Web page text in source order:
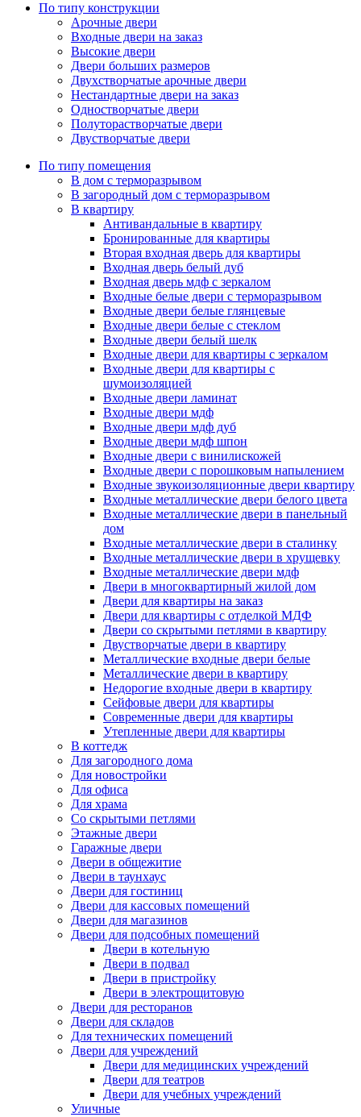
По типу конструкции
Арочные двери
Входные двери на заказ
Высокие двери
Двери больших размеров
Двухстворчатые арочные двери
Нестандартные двери на заказ
Одностворчатые двери
Полуторастворчатые двери
Двустворчатые двери
По типу помещения
В дом с терморазрывом
В загородный дом с терморазрывом
В квартиру
Антивандальные в квартиру
Бронированные для квартиры
Вторая входная дверь для квартиры
Входная дверь белый дуб
Входная дверь мдф с зеркалом
Входные белые двери с терморазрывом
Входные двери белые глянцевые
Входные двери белые с стеклом
Входные двери белый шелк
Входные двери для квартиры с зеркалом
Входные двери для квартиры с
шумоизоляцией
Входные двери ламинат
Входные двери мдф
Входные двери мдф дуб
Входные двери мдф шпон
Входные двери с винилискожей
Входные двери с порошковым напылением
Входные звукоизоляционные двери квартиру
Входные металлические двери белого цвета
Входные металлические двери в панельный
дом
Входные металлические двери в сталинку
Входные металлические двери в хрущевку
Входные металлические двери мдф
Двери в многоквартирный жилой дом
Двери для квартиры на заказ
Двери для квартиры с отделкой МДФ
Двери со скрытыми петлями в квартиру
Двустворчатые двери в квартиру
Металлические входные двери белые
Металлические двери в квартиру
Недорогие входные двери в квартиру
Сейфовые двери для квартиры
Современные двери для квартиры
Утепленные двери для квартиры
В коттедж
Для загородного дома
Для новостройки
Для офиса
Для храма
Со скрытыми петлями
Этажные двери
Гаражные двери
Двери в общежитие
Двери в таунхаус
Двери для гостиниц
Двери для кассовых помещений
Двери для магазинов
Двери для подсобных помещений
Двери в котельную
Двери в подвал
Двери в пристройку
Двери в электрощитовую
Двери для ресторанов
Двери для складов
Для технических помещений
Двери для учреждений
Двери для медицинских учреждений
Двери для театров
Двери для учебных учреждений
Уличные